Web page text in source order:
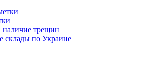
трещин
склады по Украине